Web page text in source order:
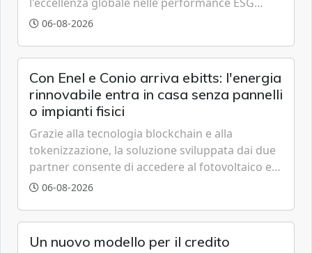
grazie a innovazione, accessibilità e governance
06-08-2026
Con Enel e Conio arriva ebitts: l'energia
rinnovabile entra in casa senza pannelli
o impianti fisici
Grazie alla tecnologia blockchain e alla
tokenizzazione, la soluzione sviluppata dai due
partner consente di accedere al fotovoltaico e
all'eolico ottenendo risparmi diretti in bolletta,
06-08-2026
Un nuovo modello per il credito